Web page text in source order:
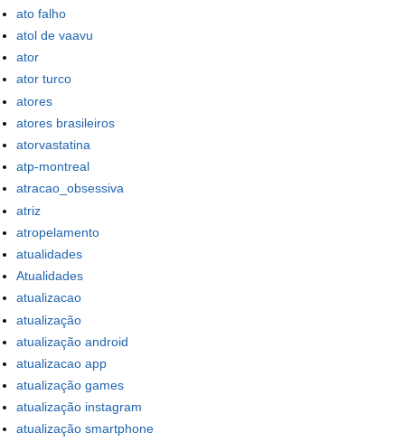
ato falho
atol de vaavu
ator
ator turco
atores
atores brasileiros
atorvastatina
atp-montreal
atracao_obsessiva
atriz
atropelamento
atualidades
Atualidades
atualizacao
atualização
atualização android
atualizacao app
atualização games
atualização instagram
atualização smartphone